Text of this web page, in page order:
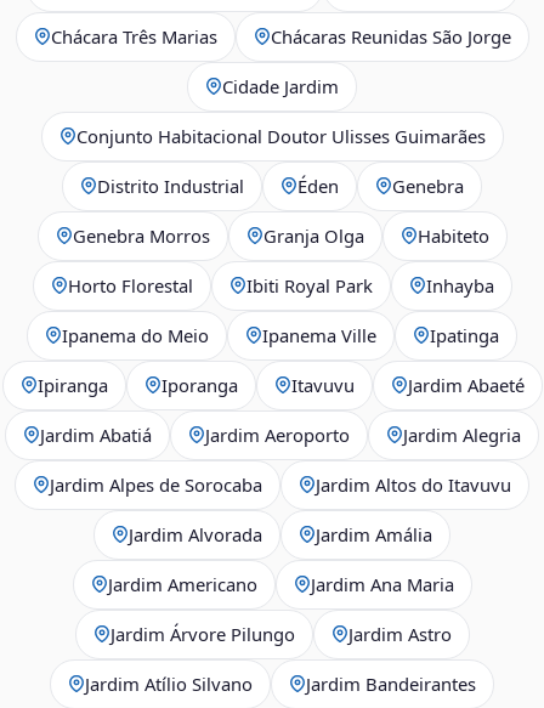
Chácara Três Marias Chácaras Reunidas São Jorge
Cidade Jardim
Conjunto Habitacional Doutor Ulisses Guimarães
Distrito Industrial Éden Genebra
Genebra Morros Granja Olga Habiteto
Horto Florestal Ibiti Royal Park Inhayba
Ipanema do Meio Ipanema Ville Ipatinga
Ipiranga Iporanga Itavuvu Jardim Abaeté
Jardim Abatiá Jardim Aeroporto Jardim Alegria
Jardim Alpes de Sorocaba Jardim Altos do Itavuvu
Jardim Alvorada Jardim Amália
Jardim Americano Jardim Ana Maria
Jardim Árvore Pilungo Jardim Astro
Jardim Atílio Silvano Jardim Bandeirantes